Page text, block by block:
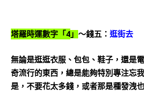
塔羅時運數字「4」 ～錢五： 逛街去
無論是逛逛衣服、包包、鞋子，還是
奇流行的東西，總是能夠特別專注忘
是，不要花太多錢，或者那是種發洩也